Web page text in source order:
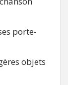
porte-
objets